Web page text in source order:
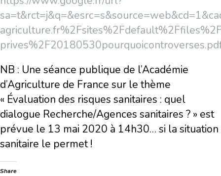
NB : Une séance publique de l’Académie
d’Agriculture de France sur le thème
« Évaluation des risques sanitaires : quel
dialogue Recherche/Agences sanitaires ? » est
prévue le 13 mai 2020 à 14h30… si la situation
sanitaire le permet !
Share